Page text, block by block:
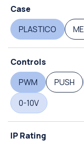
Case
PLASTICO
Controls
PWM
PUSH
0-10V
IP Rating